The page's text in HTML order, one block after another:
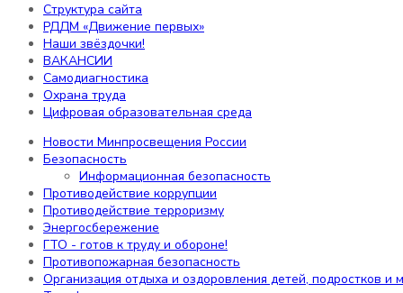
Новости Минпросвещения России
Безопасность
Информационная безопасность
Противодействие коррупции
Противодействие терроризму
Энергосбережение
ГТО - готов к труду и обороне!
Противопожарная безопасность
Организация отдыха и оздоровления детей, подростков и
Телефоны доверия
Родителям
Новости Минпросвещения России
Структура сайта
РДДМ «Движение первых»
Наши звёздочки!
ВАКАНСИИ
Самодиагностика
Охрана труда
Цифровая образовательная среда
Новости Минпросвещения России
Безопасность
Информационная безопасность
Противодействие коррупции
Противодействие терроризму
Энергосбережение
ГТО - готов к труду и обороне!
Противопожарная безопасность
Организация отдыха и оздоровления детей, подростков